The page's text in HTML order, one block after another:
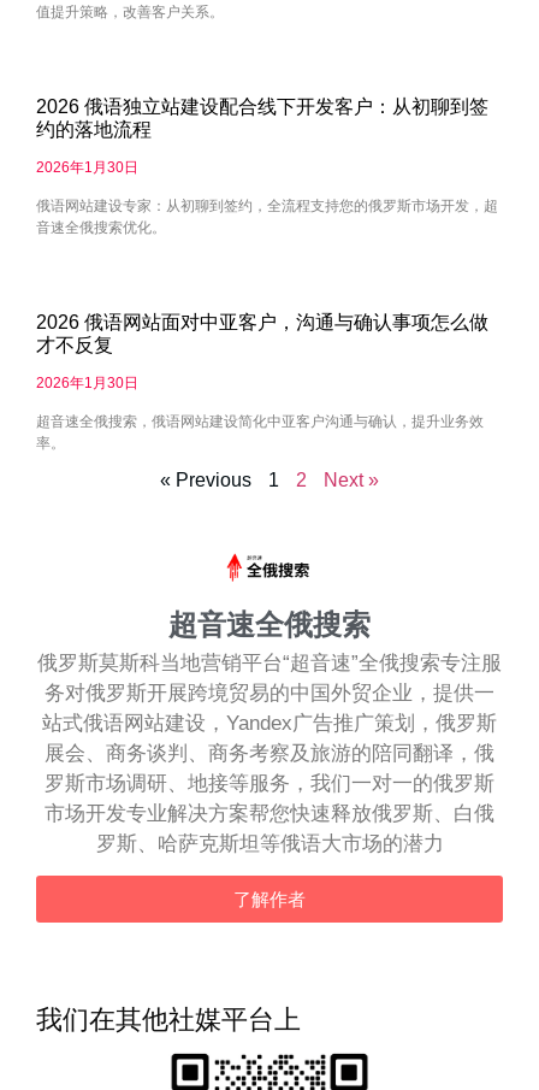
值提升策略，改善客户关系。
2026 俄语独立站建设配合线下开发客户：从初聊到签
约的落地流程
2026年1月30日
俄语网站建设专家：从初聊到签约，全流程支持您的俄罗斯市场开发，超
音速全俄搜索优化。
2026 俄语网站面对中亚客户，沟通与确认事项怎么做
才不反复
2026年1月30日
超音速全俄搜索，俄语网站建设简化中亚客户沟通与确认，提升业务效
率。
« Previous 1 2 Next »
超音速全俄搜索
俄罗斯莫斯科当地营销平台“超音速”全俄搜索专注服
务对俄罗斯开展跨境贸易的中国外贸企业，提供一
站式俄语网站建设，Yandex广告推广策划，俄罗斯
展会、商务谈判、商务考察及旅游的陪同翻译，俄
罗斯市场调研、地接等服务，我们一对一的俄罗斯
市场开发专业解决方案帮您快速释放俄罗斯、白俄
罗斯、哈萨克斯坦等俄语大市场的潜力
了解作者
我们在其他社媒平台上